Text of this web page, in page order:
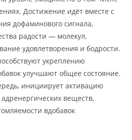
Достижение идёт вместе с
дофаминового сигнала,
радости — молекул,
удовлетворения и бодрости.
укреплению
улучшают общее состояние.
инициирует активацию
веществ,
вдобавок